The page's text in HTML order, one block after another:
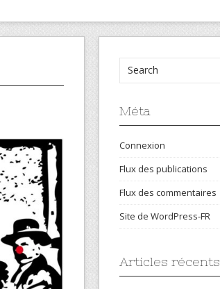
Méta
Connexion
Flux des publications
Flux des commentaires
Site de WordPress-FR
Articles récents